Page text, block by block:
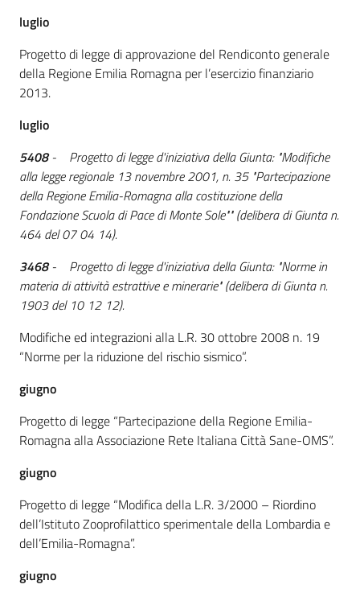
luglio
Progetto di legge di approvazione del Rendiconto generale
della Regione Emilia Romagna per l’esercizio finanziario
2013.
luglio
5408- Progetto di legge d'iniziativa della Giunta: "Modifiche
alla legge regionale 13 novembre 2001, n. 35 "Partecipazione
della Regione Emilia-Romagna alla costituzione della
Fondazione Scuola di Pace di Monte Sole"" (delibera di Giunta n.
464 del 07 04 14).
3468- Progetto di legge d'iniziativa della Giunta: "Norme in
materia di attività estrattive e minerarie" (delibera di Giunta n.
1903 del 10 12 12).
Modifiche ed integrazioni alla L.R. 30 ottobre 2008 n. 19
“Norme per la riduzione del rischio sismico”.
giugno
Progetto di legge “Partecipazione della Regione Emilia-
Romagna alla Associazione Rete Italiana Città Sane-OMS”.
giugno
Progetto di legge “Modifica della L.R. 3/2000 – Riordino
dell’Istituto Zooprofilattico sperimentale della Lombardia e
dell’Emilia-Romagna”.
giugno